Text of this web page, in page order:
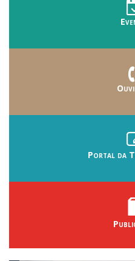
Portal da